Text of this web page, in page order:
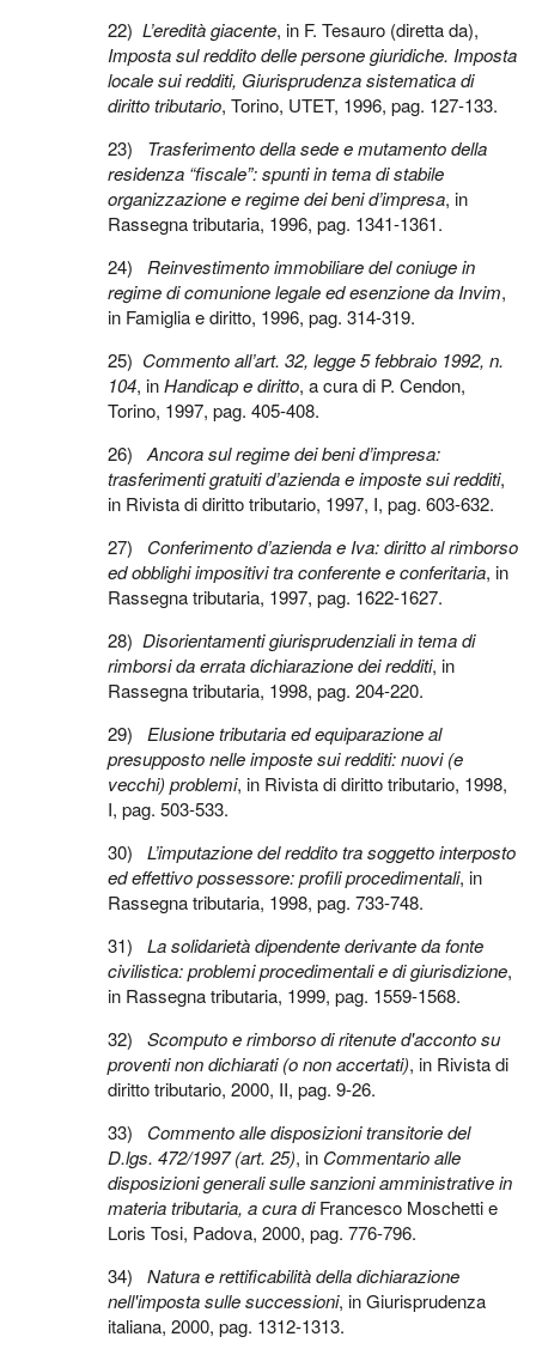
22) L’eredità giacente, in F. Tesauro (diretta da),
Imposta sul reddito delle persone giuridiche. Imposta
locale sui redditi, Giurisprudenza sistematica di
diritto tributario, Torino, UTET, 1996, pag. 127-133.
23) Trasferimento della sede e mutamento della
residenza “fiscale”: spunti in tema di stabile
organizzazione e regime dei beni d’impresa, in
Rassegna tributaria, 1996, pag. 1341-1361.
24) Reinvestimento immobiliare del coniuge in
regime di comunione legale ed esenzione da Invim,
in Famiglia e diritto, 1996, pag. 314-319.
25) Commento all’art. 32, legge 5 febbraio 1992, n.
104, inHandicap e diritto, a cura di P. Cendon,
Torino, 1997, pag. 405-408.
26) Ancora sul regime dei beni d’impresa:
trasferimenti gratuiti d’azienda e imposte sui redditi,
in Rivista di diritto tributario, 1997, I, pag. 603-632.
27) Conferimento d’azienda e Iva: diritto al rimborso
ed obblighi impositivi tra conferente e conferitaria, in
Rassegna tributaria, 1997, pag. 1622-1627.
28) Disorientamenti giurisprudenziali in tema di
rimborsi da errata dichiarazione dei redditi, in
Rassegna tributaria, 1998, pag. 204-220.
29)
Elusione tributaria ed equiparazione al
presupposto nelle imposte sui redditi: nuovi (e
vecchi) problemi, in Rivista di diritto tributario, 1998,
I, pag. 503-533.
30) L’imputazione del reddito tra soggetto interposto
ed effettivo possessore: profili procedimentali, in
Rassegna tributaria, 1998, pag. 733-748.
31)
La solidarietà dipendente derivante da fonte
civilistica: problemi procedimentali e di giurisdizione,
in Rassegna tributaria, 1999, pag. 1559-1568.
32) Scomputo e rimborso di ritenute d'acconto su
proventi non dichiarati (o non accertati), in Rivista di
diritto tributario, 2000, II, pag. 9-26.
33) Commento alle disposizioni transitorie del
D.lgs. 472/1997 (art. 25), in Commentario alle
disposizioni generali sulle sanzioni amministrative in
materia tributaria, a cura diFrancesco Moschetti e
Loris Tosi, Padova, 2000, pag. 776-796.
34)
Natura e rettificabilità della dichiarazione
nell'imposta sulle successioni, in Giurisprudenza
italiana, 2000, pag. 1312-1313.